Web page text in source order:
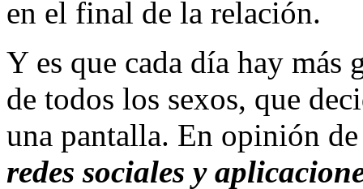
en el final de la relación.
Y es que cada día hay más
de todos los sexos, que
una pantalla. En opinión
redes sociales y